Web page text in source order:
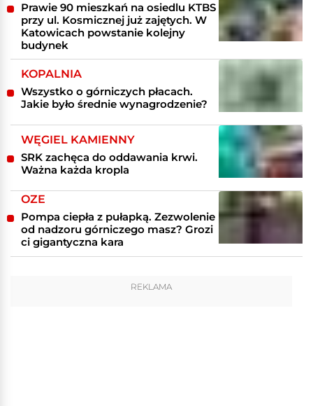
Prawie 90 mieszkań na osiedlu KTBS
przy ul. Kosmicznej już zajętych. W
Katowicach powstanie kolejny
budynek
KOPALNIA
Wszystko o górniczych płacach.
Jakie było średnie wynagrodzenie?
WĘGIEL KAMIENNY
SRK zachęca do oddawania krwi.
Ważna każda kropla
OZE
Pompa ciepła z pułapką. Zezwolenie
od nadzoru górniczego masz? Grozi
ci gigantyczna kara
REKLAMA